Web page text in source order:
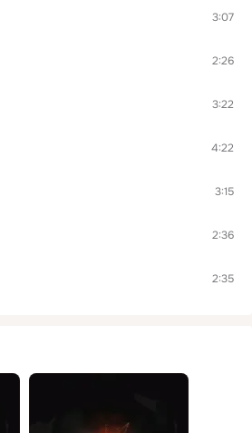
3:07
2:26
3:22
4:22
3:15
2:36
2:35